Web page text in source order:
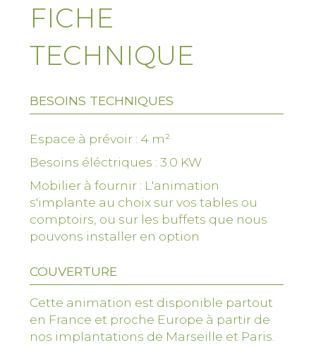
Les cupcakes sont servis sur des
présentoirs choisis en fonction des
dimensions du comptoir.
style gourmand, respectant votre charte
graphique.
Le déroulement de l’animation
Priorité à l'ultra fraîcheur et au fait
Pour une fraîcheur et une qualité
maximale des cupcakes, tous les décors
en crème sont fabriqués sur place
(crème au beurre, ganaches, cream
consommés.
Les gâteaux sont réalisés à l'avance par
un pâtissier artisanale.
FICHE
TECHNIQUE
BESOINS TECHNIQUES
Espace à prévoir : 4 m²
Besoins éléctriques : 3.0 KW
Mobilier à fournir : L'animation
s'implante au choix sur vos tables ou
comptoirs, ou sur les buffets que nous
pouvons installer en option
COUVERTURE
Cette animation est disponible partout
en France et proche Europe à partir de
nos implantations de Marseille et Paris.